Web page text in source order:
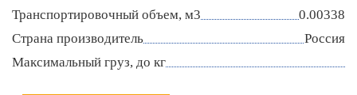
Транспортировочный объем, м3
0.00338
Страна производитель
Россия
Максимальный груз, до кг